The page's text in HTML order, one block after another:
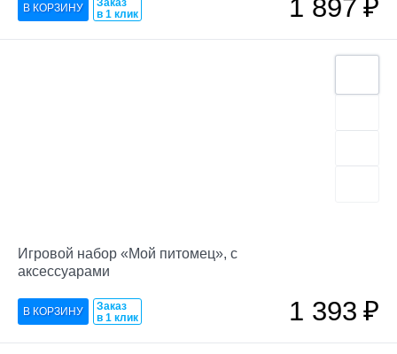
Заказ
в 1 клик
1 897₽
Игровой набор «Мой питомец», с
аксессуарами
Заказ
в 1 клик
1 393₽